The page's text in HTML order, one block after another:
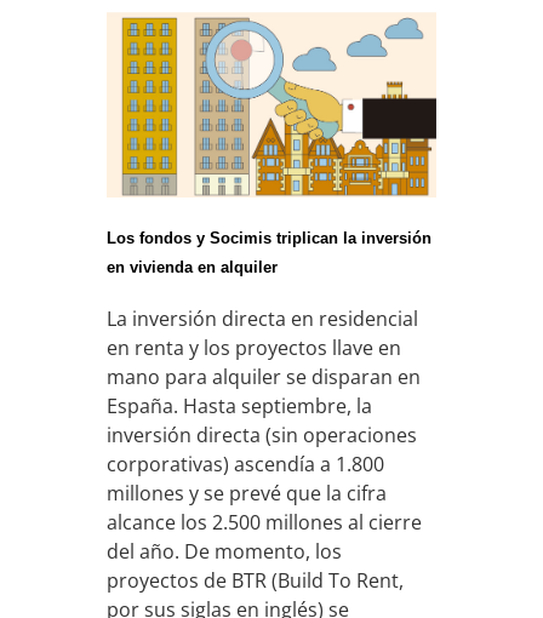
Los fondos y Socimis triplican la inversión
en vivienda en alquiler
La inversión directa en residencial
en renta y los proyectos llave en
mano para alquiler se disparan en
España. Hasta septiembre, la
inversión directa (sin operaciones
corporativas) ascendía a 1.800
millones y se prevé que la cifra
alcance los 2.500 millones al cierre
del año. De momento, los
proyectos de BTR (Build To Rent,
por sus siglas en inglés) se